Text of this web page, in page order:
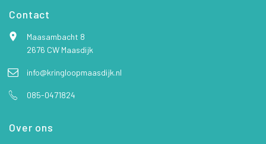
Contact
Maasambacht 8
2676 CW Maasdijk
info@kringloopmaasdijk.nl
085-0471824
Over ons